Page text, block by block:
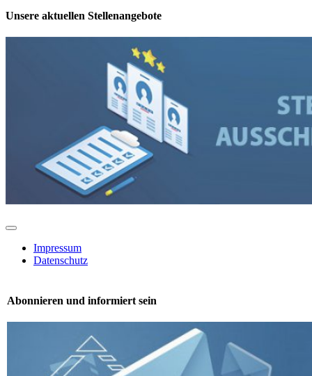
Unsere aktuellen Stellenangebote
Toggle
NavigationImpressum
Datenschutz
Abonnieren und informiert sein